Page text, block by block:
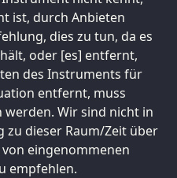
ist, durch Anbieten
dies zu tun, da es
oder [es] entfernt,
des Instruments für
entfernt, muss
Wir sind nicht in
zu dieser Raum/Zeit über
eingenommenen
empfehlen.